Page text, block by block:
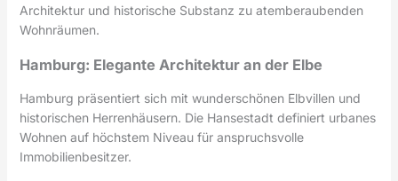
Architektur und historische Substanz zu atemberaubenden
Wohnräumen.
Hamburg: Elegante Architektur an der Elbe
Hamburg präsentiert sich mit wunderschönen Elbvillen und
historischen Herrenhäusern. Die Hansestadt definiert urbanes
Wohnen auf höchstem Niveau für anspruchsvolle
Immobilienbesitzer.